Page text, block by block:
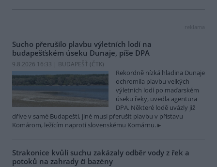
reklama
Sucho přerušilo plavbu výletních lodí na
budapešťském úseku Dunaje, píše DPA
9.8.2026 16:33 | BUDAPEŠŤ (ČTK)
Rekordně nízká hladina Dunaje
ochromila plavbu velkých
výletních lodí po maďarském
úseku řeky, uvedla agentura
DPA. Některé lodě uvázly již
dříve v samé Budapešti, jiné musí přerušit plavbu v přístavu
Komárom, ležícím naproti slovenskému Komárnu.
Strakonice kvůli suchu zakázaly odběr vody z řek a
potoků na zahrady či bazény